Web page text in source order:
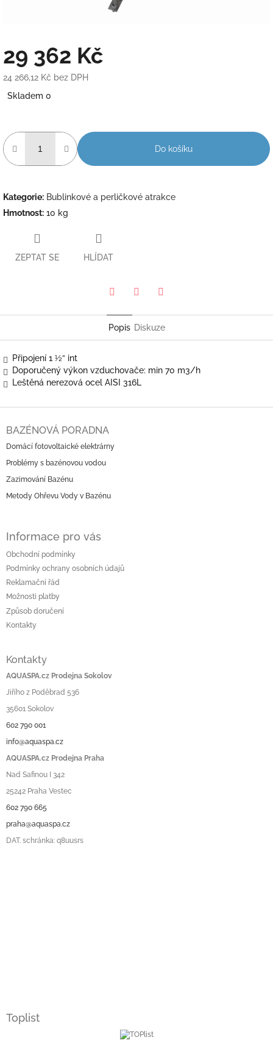
29 362 Kč
24 266,12 Kč bez DPH
cena:
Skladem 0
Do košíku
Kategorie: Bublinkové a perličkové atrakce
Hmotnost: 10 kg
ZEPTAT SE HLÍDAT
Popis Diskuze
Připojení 1 ½“ int
Doporučený výkon vzduchovače: min 70 m3/h
Leštěná nerezová ocel AISI 316L
BAZÉNOVÁ PORADNA
Domácí fotovoltaické elektrárny
Problémy s bazénovou vodou
Zazimování Bazénu
Metody Ohřevu Vody v Bazénu
Informace pro vás
Obchodní podmínky
Podmínky ochrany osobních údajů
Reklamační řád
Možnosti platby
Způsob doručení
Kontakty
Kontakty
AQUASPA.cz Prodejna Sokolov
Jiřího z Poděbrad 536
35601 Sokolov
602 790 001
info@aquaspa.cz
AQUASPA.cz Prodejna Praha
Nad Safinou I 342
25242 Praha Vestec
602 790 665
praha@aquaspa.cz
DAT. schránka: q8uusrs
Toplist